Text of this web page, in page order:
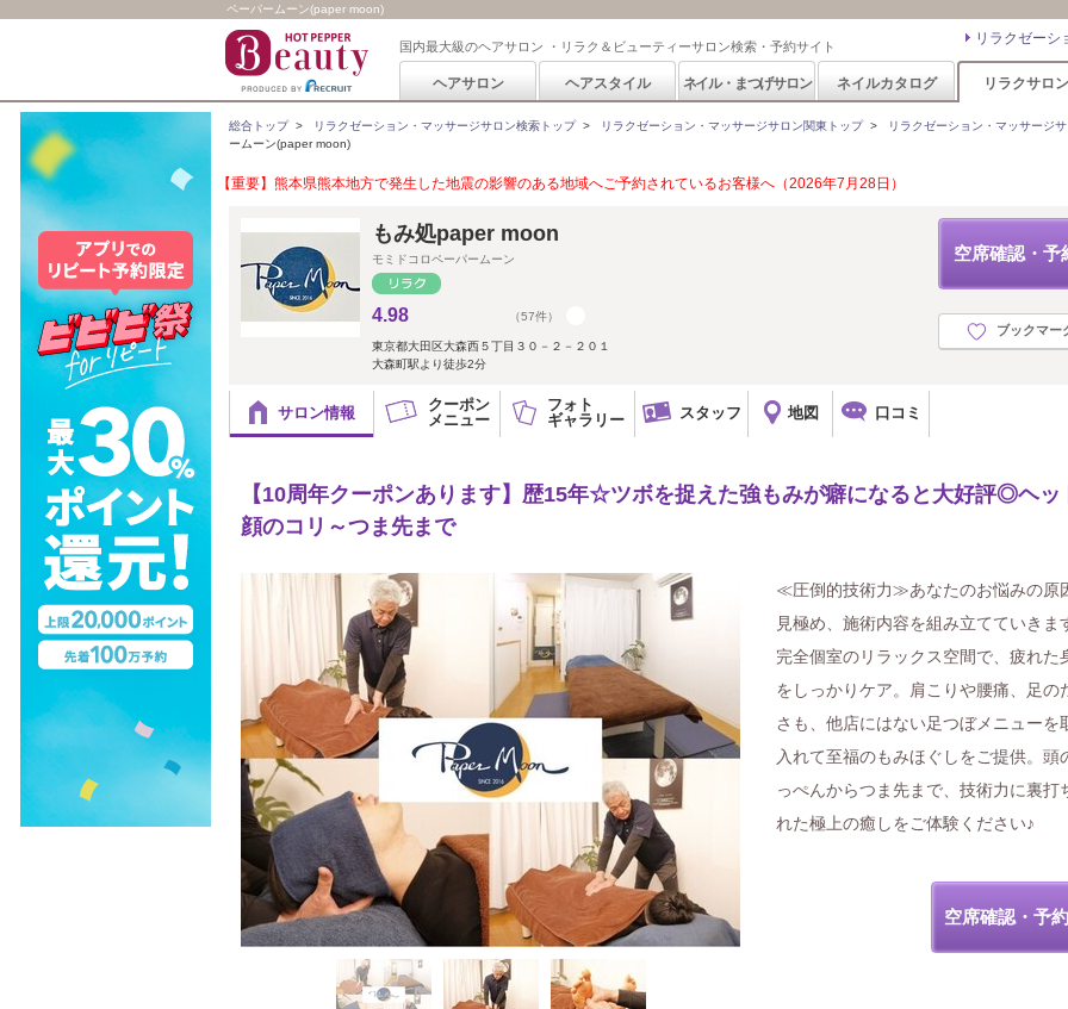
ペーパームーン(paper moon)
国内最大級のヘアサロン ・リラク＆ビューティーサロン検索・予約サイト リラクゼーシ
ヘアサロン ヘアスタイル ネイル・まつげサロン ネイルカタログ リラクサロン
総合トップ> リラクゼーション・マッサージサロン検索トップ> リラクゼーション・マッサージサロン関東トップ> リラクゼーション・マッサージ
ームーン(paper moon)
【重要】熊本県熊本地方で発生した地震の影響のある地域へご予約されているお客様へ（2026年7月28日）
空席確認・予
ブックマー
もみ処paper moon
モミドコロペーパームーン
4.98 （57件）
東京都大田区大森西５丁目３０－２－２０１
大森町駅より徒歩2分
サロン情報
クーポン
メニュー
フォト
ギャラリー
スタッフ 地図 口コミ
【10周年クーポンあります】歴15年☆ツボを捉えた強もみが癖になると大好評◎ヘッ
顔のコリ～つま先まで
≪圧倒的技術力≫あなたのお悩みの原
見極め、施術内容を組み立てていきま
完全個室のリラックス空間で、疲れた
をしっかりケア。肩こりや腰痛、足の
さも、他店にはない足つぼメニューを
入れて至福のもみほぐしをご提供。頭
っぺんからつま先まで、技術力に裏打
れた極上の癒しをご体験ください♪
空席確認・予